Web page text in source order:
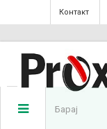
Контакт